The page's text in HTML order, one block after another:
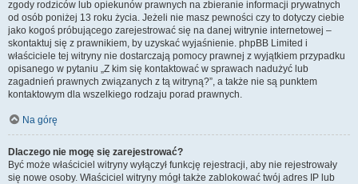
zgody rodziców lub opiekunów prawnych na zbieranie informacji prywatnych
od osób poniżej 13 roku życia. Jeżeli nie masz pewności czy to dotyczy ciebie
jako kogoś próbującego zarejestrować się na danej witrynie internetowej –
skontaktuj się z prawnikiem, by uzyskać wyjaśnienie. phpBB Limited i
właściciele tej witryny nie dostarczają pomocy prawnej z wyjątkiem przypadku
opisanego w pytaniu „Z kim się kontaktować w sprawach nadużyć lub
zagadnień prawnych związanych z tą witryną?”, a także nie są punktem
kontaktowym dla wszelkiego rodzaju porad prawnych.
Na górę
Dlaczego nie mogę się zarejestrować?
Być może właściciel witryny wyłączył funkcję rejestracji, aby nie rejestrowały
się nowe osoby. Właściciel witryny mógł także zablokować twój adres IP lub